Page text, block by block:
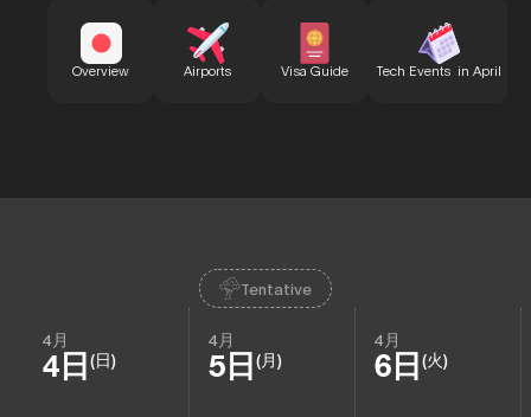
Overview Airports Visa Guide Tech Events in April
Tentative
4月
4日 (日)
4月
5日 (月)
4月
6日 (火)